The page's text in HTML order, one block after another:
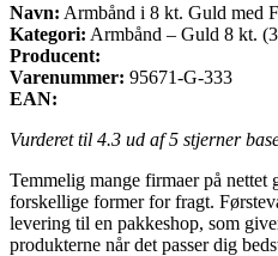
Navn: Armbånd i 8 kt. Guld med
Kategori: Armbånd – Guld 8 kt.
Producent:
Varenummer: 95671-G-333
EAN:
Vurderet til 4.3 ud af 5 stjerner
Temmelig mange firmaer på nettet
forskellige former for fragt.
levering til en pakkeshop, som
produkterne når det passer dig